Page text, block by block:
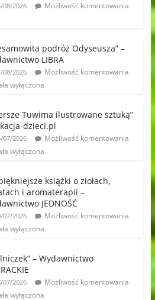
08/2026
Możliwość komentowania
podróż Odyseusza” –
LIBRA
08/2026
Możliwość komentowania
wyłączona
Tuwima ilustrowane sztuką”
dzieci.pl
07/2026
Możliwość komentowania
wyłączona
książki o ziołach,
i aromaterapii –
JEDNOŚĆ
07/2026
Możliwość komentowania
wyłączona
– Wydawnictwo
07/2026
Możliwość komentowania
wyłączona